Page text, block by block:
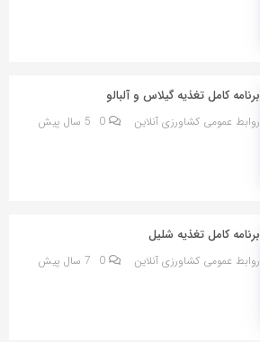
برنامه کامل تغذیه گیلاس و آلبالو
روابط عمومی کشاورزی آنلاین 0 5 سال پیش
برنامه کامل تغذیه شلیل
روابط عمومی کشاورزی آنلاین 0 7 سال پیش